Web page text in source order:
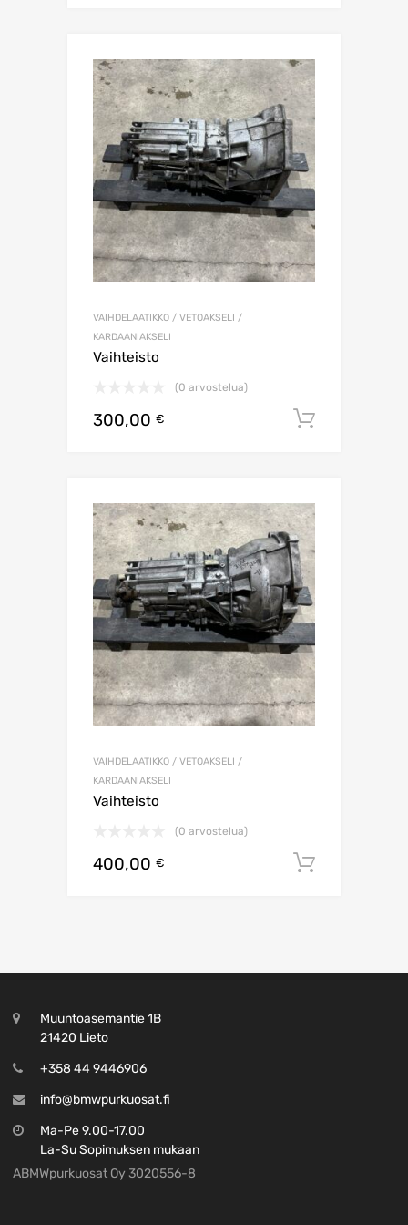
VAIHDELAATIKKO / VETOAKSELI /
KARDAANIAKSELI
Vaihteisto
(0 arvostelua)
300,00 €
VAIHDELAATIKKO / VETOAKSELI /
KARDAANIAKSELI
Vaihteisto
(0 arvostelua)
400,00 €
Muuntoasemantie 1B
21420 Lieto
+358 44 9446906
info@bmwpurkuosat.fi
Ma-Pe 9.00-17.00
La-Su Sopimuksen mukaan
ABMWpurkuosat Oy 3020556-8